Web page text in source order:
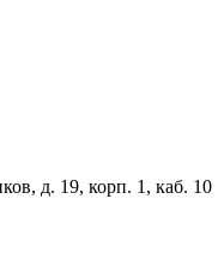
д. 19, корп. 1, каб. 10